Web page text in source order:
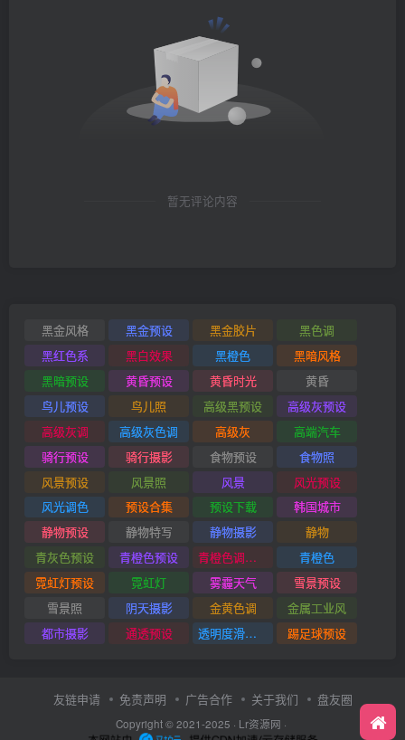
暂无评论内容
黑金风格 黑金预设 黑金胶片
黑色调
黑红色系
黑白效果 黑橙色
黑暗风格
黑暗预设
黄昏预设 黄昏时光
黄昏
鸟儿预设
鸟儿照 高级黑预设
高级灰预设
高级灰调
高级灰色调 高级灰
高端汽车
骑行预设
骑行摄影 食物预设
食物照
风景预设
风景照 风景
风光预设
风光调色
预设合集 预设下载
韩国城市
静物预设
静物特写 静物摄影
静物
青灰色预设
青橙色预设 青橙色调预设
青橙色
霓虹灯预设
霓虹灯 雾霾天气
雪景预设
雪景照
阴天摄影 金黄色调
金属工业风
都市摄影
通透预设 透明度滑块插件 踢足球预设
友链申请 免责声明 广告合作 关于我们 盘友圈
Copyright © 2021-2025 · Lr资源网 ·